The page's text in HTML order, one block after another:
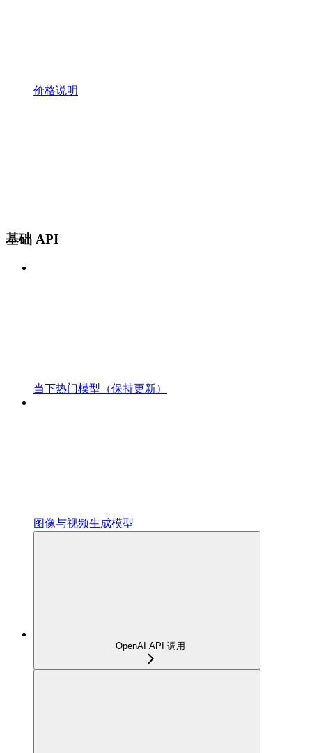
价格说明
基础 API
当下热门模型（保持更新）
图像与视频生成模型
OpenAI API 调用